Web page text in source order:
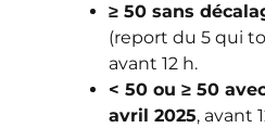
≥ 50 sans
(report du 5 qui
avant 12 h.
< 50 ou ≥ 50
avril 2025, avant